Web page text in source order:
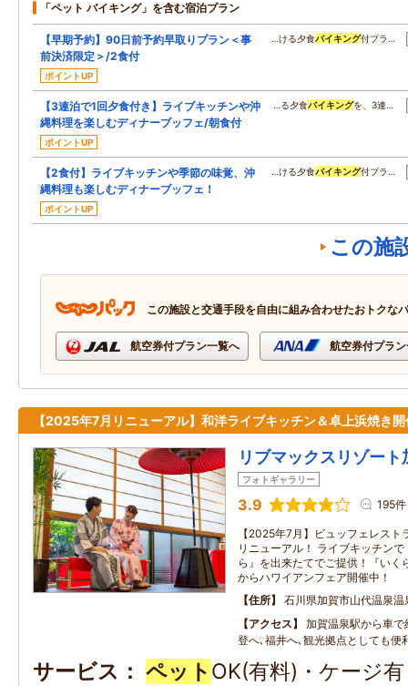
「ペット バイキング」を含む宿泊プラン
【早期予約】90日前予約早取りプラン＜事
前決済限定＞/2食付
ポイントUP
…ける夕食バイキング付プラ…
【3連泊で1回夕食付き】ライブキッチンや沖
縄料理を楽しむディナーブッフェ/朝食付
ポイントUP
…る夕食バイキングを、3連…
【2食付】ライブキッチンや季節の味覚、沖
縄料理も楽しむディナーブッフェ！
ポイントUP
…ける夕食バイキング付プラ…
この施
この施設と交通手段を自由に組み合わせたおトクな
航空券付プラン一覧へ 航空券付プラ
【2025年7月リニューアル】和洋ライブキッチン＆卓上浜焼き
リブマックスリゾート
フォトギャラリー
3.9 195件
【2025年7月】ビュッフェレス
リニューアル！ ライブキッチン
ら』を出来たてでご提供！『いく
からハワイアンフェア開催中！
住所
石川県加賀市山代温泉温
アクセス
加賀温泉駅から車
登へ､福井へ､観光拠点としても便
サービス ペット OK(有料)・ケージ